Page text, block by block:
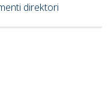
dirеktоri